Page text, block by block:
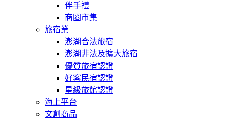
伴手禮
商圈市集
旅宿業
澎湖合法旅宿
澎湖非法及擴大旅宿
優質旅宿認證
好客民宿認證
星級旅館認證
海上平台
文創商品